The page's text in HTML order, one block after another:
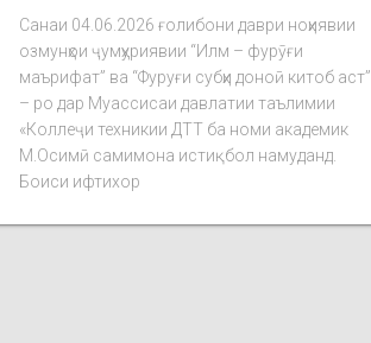
Санаи 04.06.2026 ғолибони даври ноҳиявии
озмунҳои ҷумҳуриявии “Илм – фурӯғи
маърифат” ва “Фуруғи субҳи доноӣ китоб аст”
– ро дар Муассисаи давлатии таълимии
«Коллеҷи техникии ДТТ ба номи академик
М.Осимӣ самимона истиқбол намуданд.
Боиси ифтихор